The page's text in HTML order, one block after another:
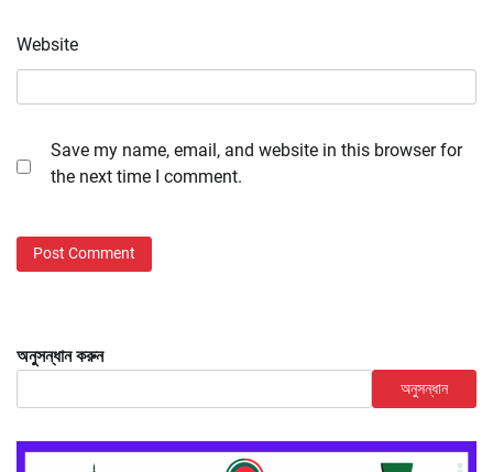
Website
Save my name, email, and website in this browser for
the next time I comment.
অনুসন্ধান করুন
অনুসন্ধান